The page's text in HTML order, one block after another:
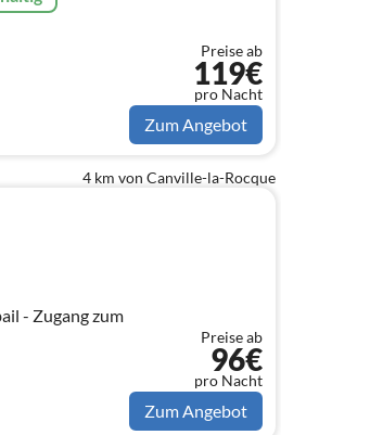
Preise ab
119€
pro Nacht
Zum Angebot
4 km von Canville-la-Rocque
Preise ab
96€
pro Nacht
Zum Angebot